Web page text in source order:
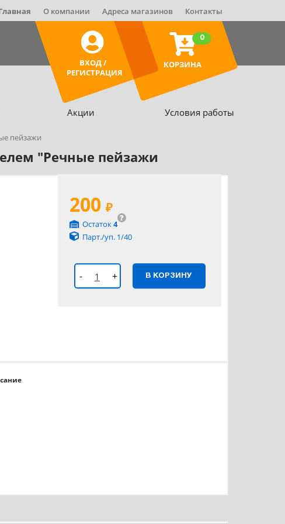
О компании Адреса магазинов Контакты
ВХОД /
РЕГИСТРАЦИЯ
КОРЗИНА
0
Акции Условия работы
пейзажи
"Речные пейзажи
200 ₽
?
Остаток4
Парт./уп. 1/40
- + В КОРЗИНУ